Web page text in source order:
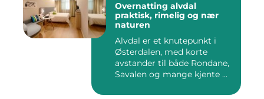
Overnatting alvdal
praktisk, rimelig og nær
naturen
Alvdal er et knutepunkt i
Østerdalen, med korte
avstander til både Rondane,
Savalen og mange kjente ...